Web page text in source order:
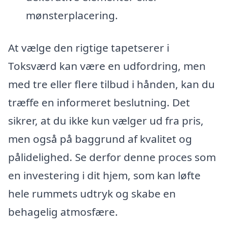
mønsterplacering.
At vælge den rigtige tapetserer i
Toksværd kan være en udfordring, men
med tre eller flere tilbud i hånden, kan du
træffe en informeret beslutning. Det
sikrer, at du ikke kun vælger ud fra pris,
men også på baggrund af kvalitet og
pålidelighed. Se derfor denne proces som
en investering i dit hjem, som kan løfte
hele rummets udtryk og skabe en
behagelig atmosfære.